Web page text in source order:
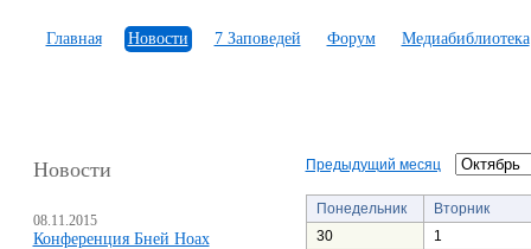
Главная Новости 7 Заповедей Форум Медиабиблиотека
Новости
08.11.2015
Конференция Бней Ноах
Предыдущий месяц
Понедельник
Вторник
30
1